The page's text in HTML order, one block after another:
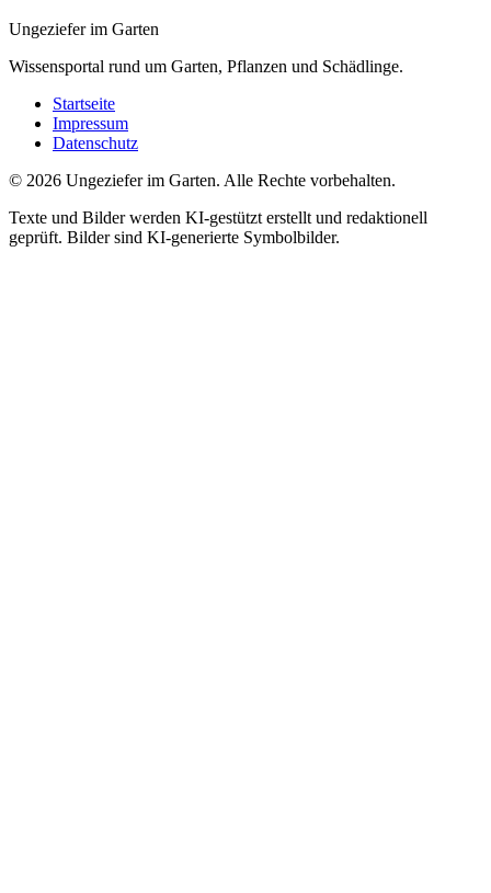
Ungeziefer im Garten
Wissensportal rund um Garten, Pflanzen und Schädlinge.
Startseite
Impressum
Datenschutz
© 2026 Ungeziefer im Garten. Alle Rechte vorbehalten.
Texte und Bilder werden KI-gestützt erstellt und redaktionell
geprüft. Bilder sind KI-generierte Symbolbilder.